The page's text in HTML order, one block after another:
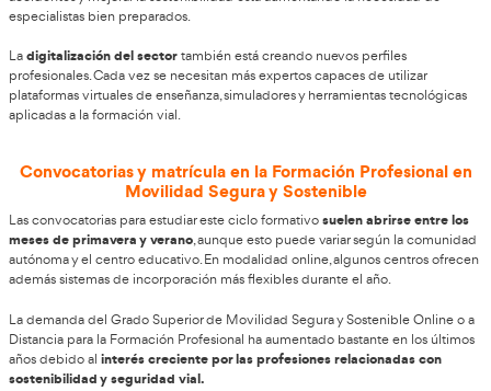
Otra gran ventaja esel acceso permanente a los contenidos
pueden revisar vídeos, apuntes y actividades tantas veces
algo que facilita mucho la preparación de exámenes y la
temas complejos.
valoradas por las empresas, como la organización personal,
manejo de herramientas digitales. Todo ello mejora todavía
empleabilidad de quienes finalizan el ciclo.
Segura y Sostenible
El sector de lamovilidad sostenible y la educación vial